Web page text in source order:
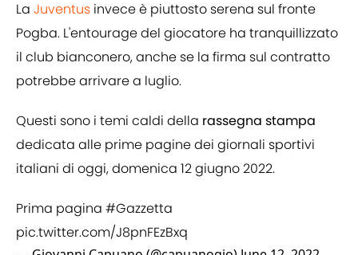
La Juventus invece è piuttosto serena sul fronte
Pogba. L'entourage del giocatore ha tranquillizzato
il club bianconero, anche se la firma sul contratto
potrebbe arrivare a luglio.
Questi sono i temi caldi della rassegna stampa
dedicata alle prime pagine dei giornali sportivi
italiani di oggi, domenica 12 giugno 2022.
Prima pagina #Gazzetta
pic.twitter.com/J8pnFEzBxq